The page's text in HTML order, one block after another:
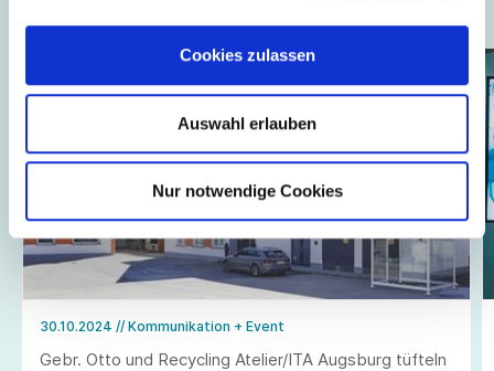
Cookies zulassen
Auswahl erlauben
Nur notwendige Cookies
30.10.2024 // Kommunikation + Event
Gebr. Otto und Recycling Atelier/ITA Augsburg tüfteln